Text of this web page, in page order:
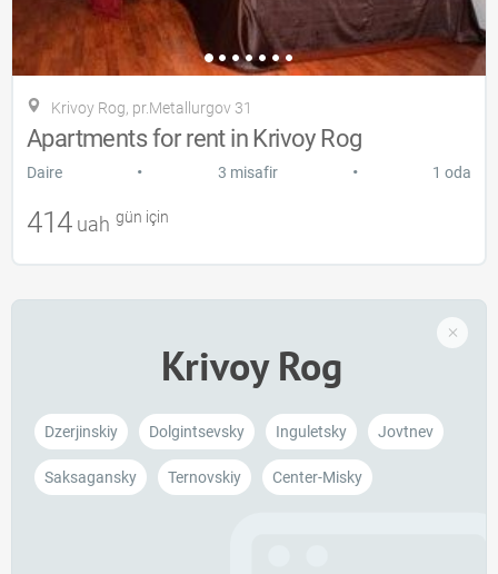
Krivoy Rog, pr.Metallurgov 31
Apartments for rent in Krivoy Rog
Daire • 3 misafir • 1 oda
414 uah gün için
Krivoy Rog
Dzerjinskiy Dolgintsevsky Inguletsky Jovtnev
Saksagansky Ternovskiy Center-Mіsky